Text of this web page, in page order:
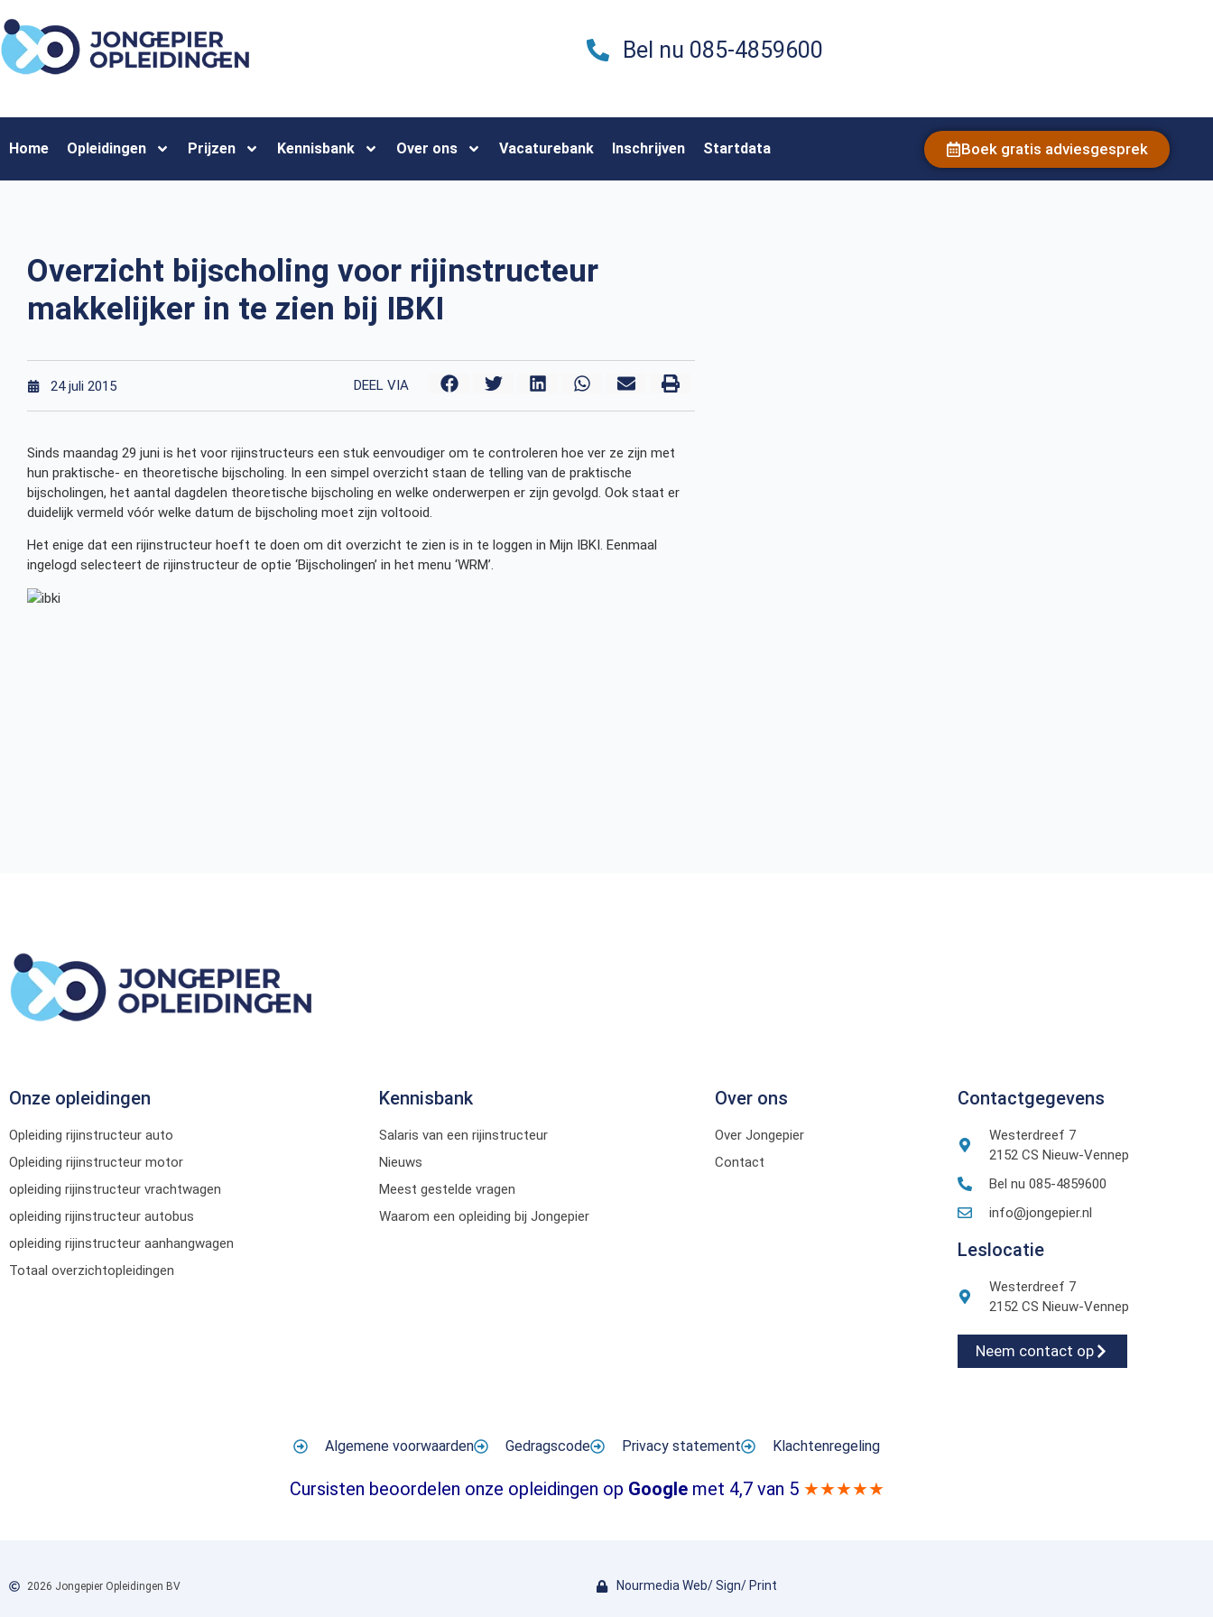
Bel nu 085-4859600
Home Opleidingen Prijzen Kennisbank Over ons Vacaturebank Inschrijven Startdata Boek gratis adviesgesprek
Overzicht bijscholing voor rijinstructeur
makkelijker in te zien bij IBKI
24 juli 2015 DEEL VIA
Sinds maandag 29 juni is het voor rijinstructeurs een stuk eenvoudiger om te controleren hoe ver ze zijn met
hun praktische- en theoretische bijscholing. In een simpel overzicht staan de telling van de praktische
bijscholingen, het aantal dagdelen theoretische bijscholing en welke onderwerpen er zijn gevolgd. Ook staat er
duidelijk vermeld vóór welke datum de bijscholing moet zijn voltooid.
Het enige dat een rijinstructeur hoeft te doen om dit overzicht te zien is in te loggen in Mijn IBKI. Eenmaal
ingelogd selecteert de rijinstructeur de optie ‘Bijscholingen’ in het menu ‘WRM’.
Onze opleidingen
Opleiding rijinstructeur auto
Opleiding rijinstructeur motor
opleiding rijinstructeur vrachtwagen
opleiding rijinstructeur autobus
opleiding rijinstructeur aanhangwagen
Totaal overzichtopleidingen
Kennisbank
Salaris van een rijinstructeur
Nieuws
Meest gestelde vragen
Waarom een opleiding bij Jongepier
Over ons
Over Jongepier
Contact
Contactgegevens
Westerdreef 7
2152 CS Nieuw-Vennep
Bel nu 085-4859600
info@jongepier.nl
Leslocatie
Westerdreef 7
2152 CS Nieuw-Vennep
Neem contact op
Algemene voorwaarden Gedragscode Privacy statement Klachtenregeling
Cursisten beoordelen onze opleidingen op Googlemet 4,7 van 5 ★★★★★
2026 Jongepier Opleidingen BV Nourmedia Web/ Sign/ Print